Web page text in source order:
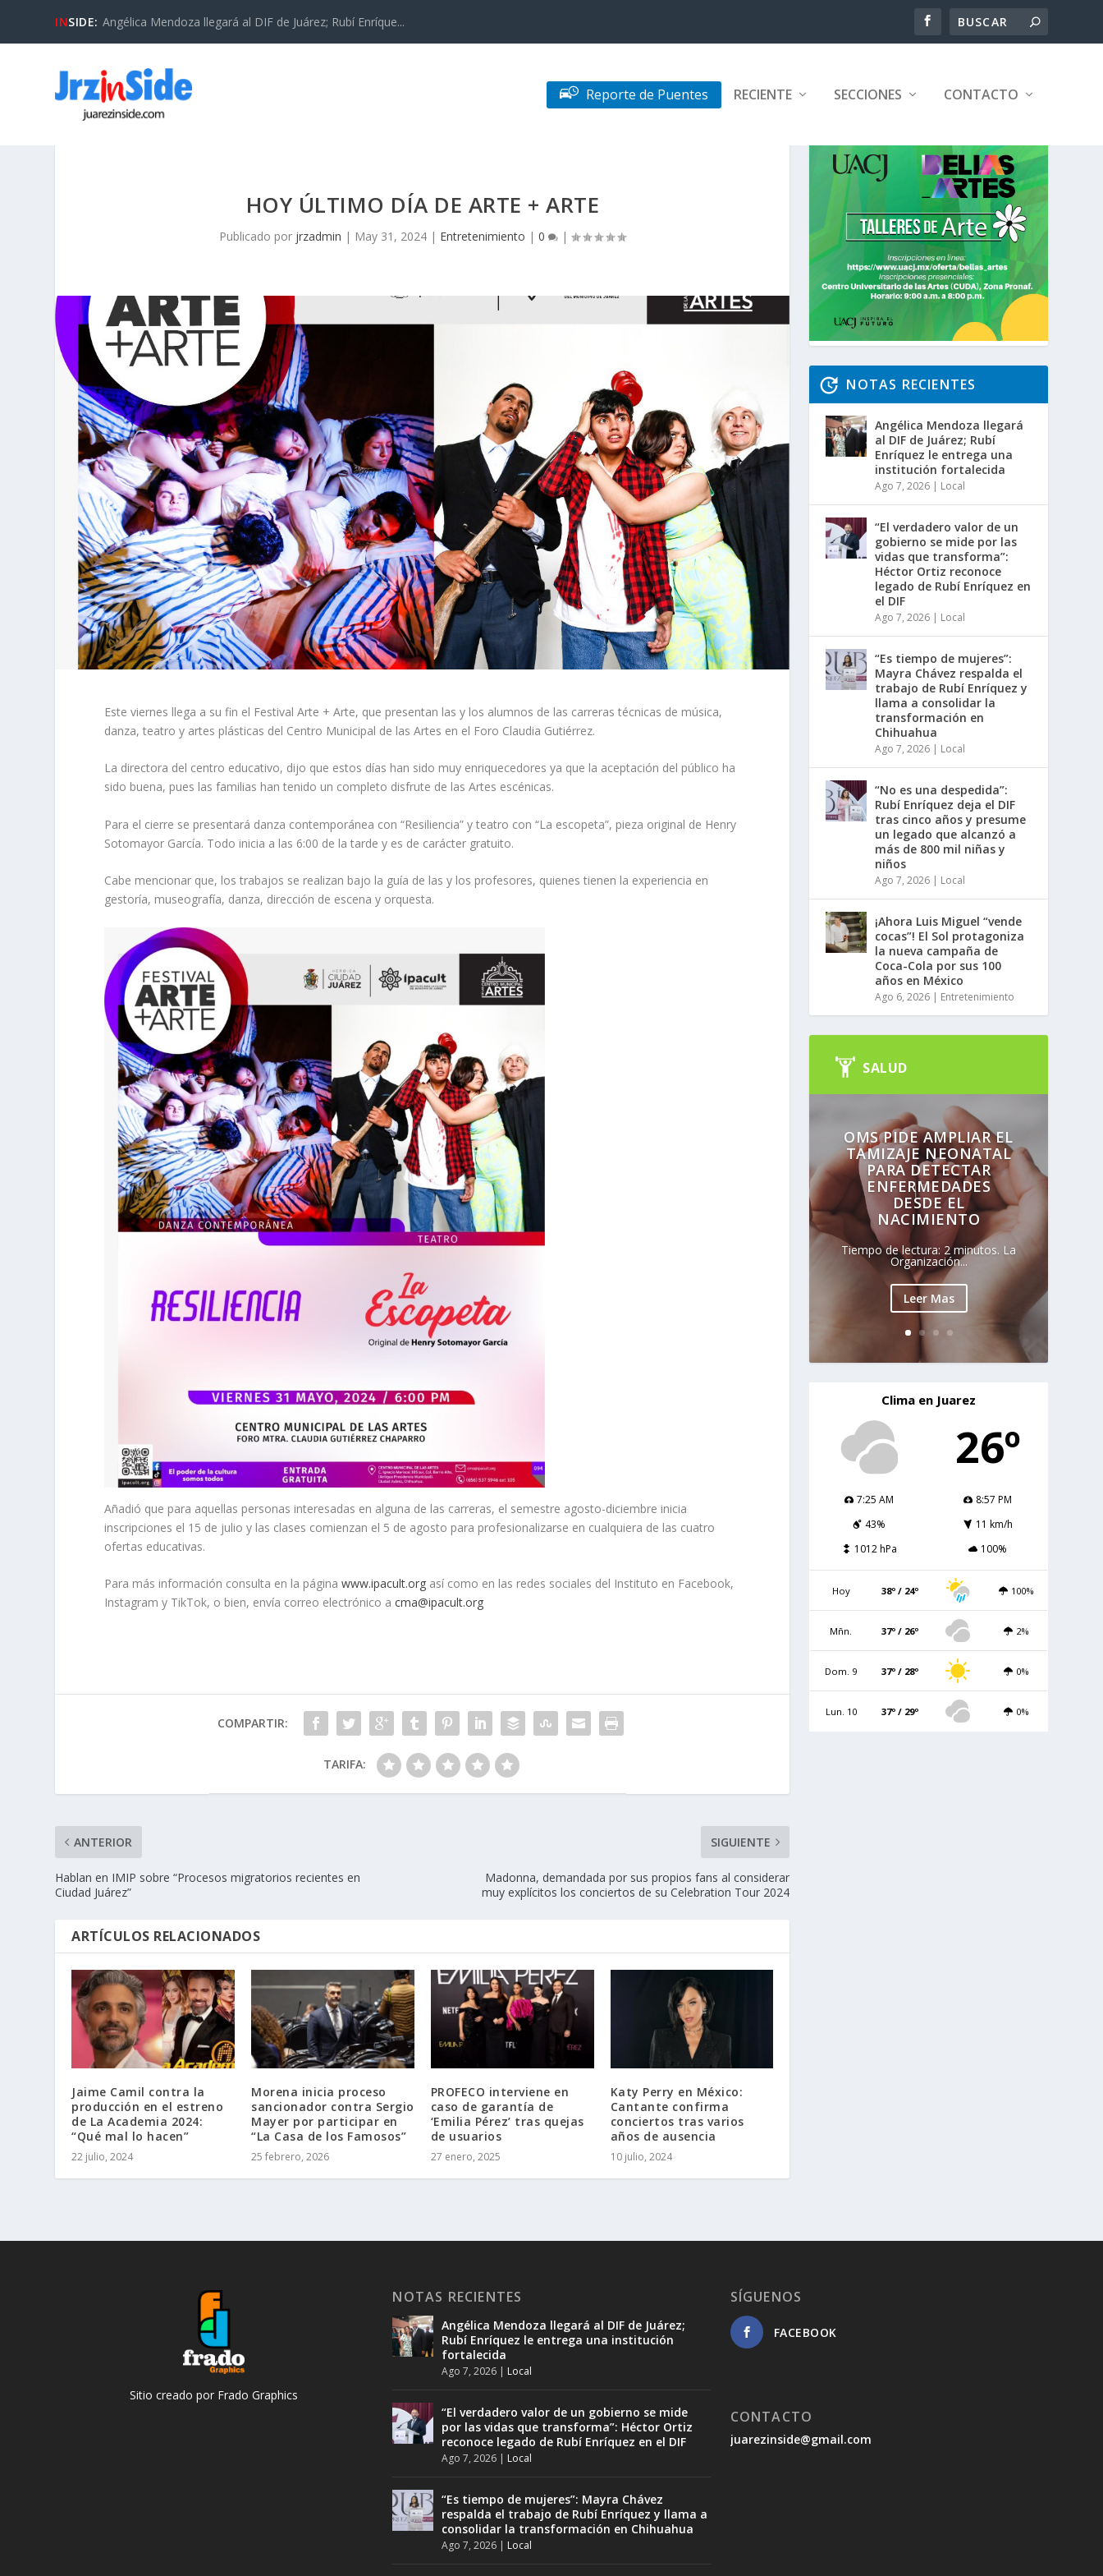
INSIDE: Angélica Mendoza llegará al DIF de Juárez; Rubí Enríque...
Reporte de Puentes RECIENTE SECCIONES CONTACTO
HOY ÚLTIMO DÍA DE ARTE + ARTE
Publicado por jrzadmin | May 31, 2024 | Entretenimiento |0 |
Este viernes llega a su fin el Festival Arte + Arte, que presentan las y los alumnos de las carreras técnicas de música,
danza, teatro y artes plásticas del Centro Municipal de las Artes en el Foro Claudia Gutiérrez.
La directora del centro educativo, dijo que estos días han sido muy enriquecedores ya que la aceptación del público ha
sido buena, pues las familias han tenido un completo disfrute de las Artes escénicas.
Para el cierre se presentará danza contemporánea con “Resiliencia” y teatro con “La escopeta”, pieza original de Henry
Sotomayor García. Todo inicia a las 6:00 de la tarde y es de carácter gratuito.
Cabe mencionar que, los trabajos se realizan bajo la guía de las y los profesores, quienes tienen la experiencia en
gestoría, museografía, danza, dirección de escena y orquesta.
Añadió que para aquellas personas interesadas en alguna de las carreras, el semestre agosto-diciembre inicia
inscripciones el 15 de julio y las clases comienzan el 5 de agosto para profesionalizarse en cualquiera de las cuatro
ofertas educativas.
Para más información consulta en la páginawww.ipacult.org así como en las redes sociales del Instituto en Facebook,
Instagram y TikTok, o bien, envía correo electrónico acma@ipacult.org
COMPARTIR:
TARIFA:
ANTERIOR
Hablan en IMIP sobre “Procesos migratorios recientes en
Ciudad Juárez”
SIGUIENTE
Madonna, demandada por sus propios fans al considerar
muy explícitos los conciertos de su Celebration Tour 2024
ARTÍCULOS RELACIONADOS
Jaime Camil contra la
producción en el estreno
de La Academia 2024:
“Qué mal lo hacen”
22 julio, 2024
Morena inicia proceso
sancionador contra Sergio
Mayer por participar en
“La Casa de los Famosos”
25 febrero, 2026
PROFECO interviene en
caso de garantía de
‘Emilia Pérez’ tras quejas
de usuarios
27 enero, 2025
Katy Perry en México:
Cantante confirma
conciertos tras varios
años de ausencia
10 julio, 2024
NOTAS RECIENTES
Angélica Mendoza llegará
al DIF de Juárez; Rubí
Enríquez le entrega una
institución fortalecida
Ago 7, 2026 | Local
“El verdadero valor de un
gobierno se mide por las
vidas que transforma”:
Héctor Ortiz reconoce
legado de Rubí Enríquez en
el DIF
Ago 7, 2026 | Local
“Es tiempo de mujeres”:
Mayra Chávez respalda el
trabajo de Rubí Enríquez y
llama a consolidar la
transformación en
Chihuahua
Ago 7, 2026 | Local
“No es una despedida”:
Rubí Enríquez deja el DIF
tras cinco años y presume
un legado que alcanzó a
más de 800 mil niñas y
niños
Ago 7, 2026 | Local
¡Ahora Luis Miguel “vende
cocas”! El Sol protagoniza
la nueva campaña de
Coca-Cola por sus 100
años en México
Ago 6, 2026 | Entretenimiento
SALUD
OMS PIDE AMPLIAR EL
TAMIZAJE NEONATAL
PARA DETECTAR
ENFERMEDADES
DESDE EL
NACIMIENTO
Tiempo de lectura: 2 minutos. La
Organización...
Leer Mas
Clima en Juarez
26º
7:25 AM
8:57 PM
43%
11 km/h
1012 hPa
100%
Hoy 38º / 24º 100%
Mñn. 37º / 26º 2%
Dom. 9 37º / 28º 0%
Lun. 10 37º / 29º 0%
Sitio creado por Frado Graphics
NOTAS RECIENTES
Angélica Mendoza llegará al DIF de Juárez;
Rubí Enríquez le entrega una institución
fortalecida
Ago 7, 2026 | Local
“El verdadero valor de un gobierno se mide
por las vidas que transforma”: Héctor Ortiz
reconoce legado de Rubí Enríquez en el DIF
Ago 7, 2026 | Local
“Es tiempo de mujeres”: Mayra Chávez
respalda el trabajo de Rubí Enríquez y llama a
consolidar la transformación en Chihuahua
Ago 7, 2026 | Local
SÍGUENOS
FACEBOOK
CONTACTO
juarezinside@gmail.com